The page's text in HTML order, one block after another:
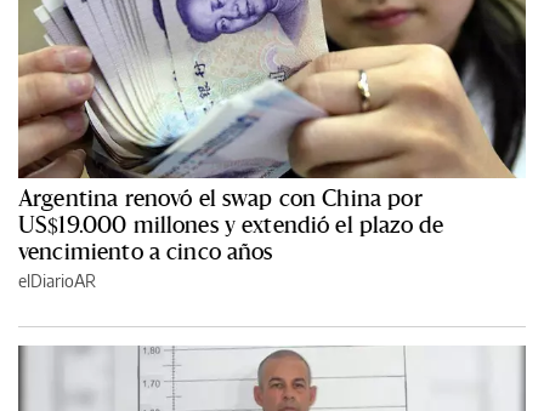
Argentina renovó el swap con China por
US$19.000 millones y extendió el plazo de
vencimiento a cinco años
elDiarioAR